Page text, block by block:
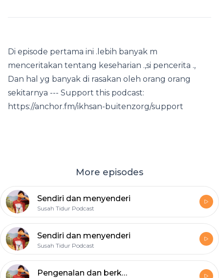
Di episode pertama ini .lebih banyak m
menceritakan tentang keseharian .,si pencerita .,
Dan hal yg banyak di rasakan oleh orang orang
sekitarnya --- Support this podcast:
https://anchor.fm/ikhsan-buitenzorg/support
More episodes
Sendiri dan menyenderi
Susah Tidur Podcast
Sendiri dan menyenderi
Susah Tidur Podcast
Pengenalan dan berkenalan